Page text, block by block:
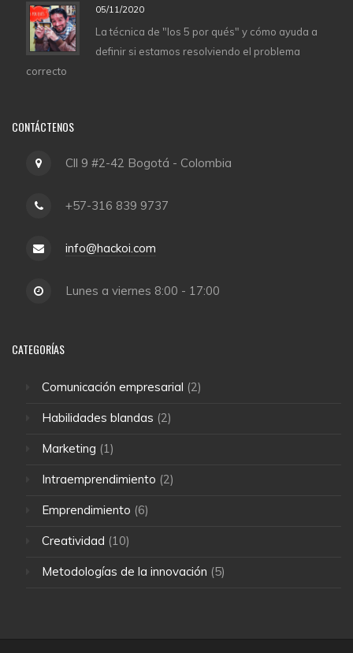
05/11/2020
La técnica de "los 5 por qués" y cómo ayuda a
definir si estamos resolviendo el problema
correcto
CONTÁCTENOS
Cll 9 #2-42 Bogotá - Colombia
+57-316 839 9737
info@hackoi.com
Lunes a viernes 8:00 - 17:00
CATEGORÍAS
Comunicación empresarial (2)
Habilidades blandas (2)
Marketing (1)
Intraemprendimiento (2)
Emprendimiento (6)
Creatividad (10)
Metodologías de la innovación (5)